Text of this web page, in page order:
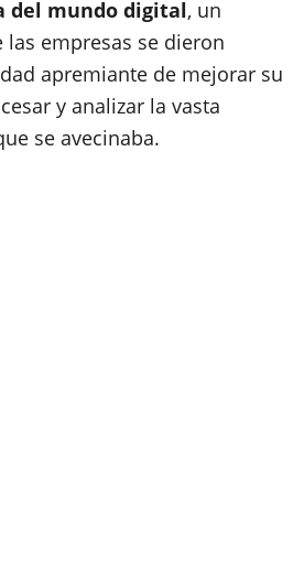
del mundo digital, un
las empresas se dieron
apremiante de mejorar su
y analizar la vasta
se avecinaba.